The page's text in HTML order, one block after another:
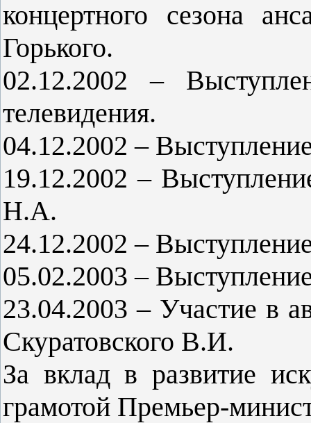
концертного сезона
Горького.
02.12.2002 –
телевидения.
04.12.2002 –
19.12.2002 –
Н.А.
24.12.2002 –
05.02.2003 –
23.04.2003 – Участие в
Скуратовского В.И.
За вклад в развитие
грамотой Премьер-